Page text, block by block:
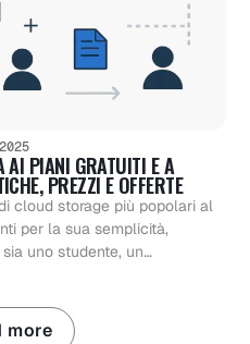
AI PIANI GRATUITI E A
PREZZI E OFFERTE
cloud storage più popolari al
per la sua semplicità,
uno studente, un…
more